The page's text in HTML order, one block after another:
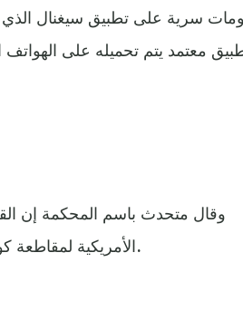
سرية على تطبيق سيغنال الذي
معتمد يتم تحميله على الهواتف
وقال متحدث باسم المحكمة إن
الأمريكية لمقاطعة كولومبيا، طبقا لعملية الإحالة العشوائية المعتادة للمحكمة.